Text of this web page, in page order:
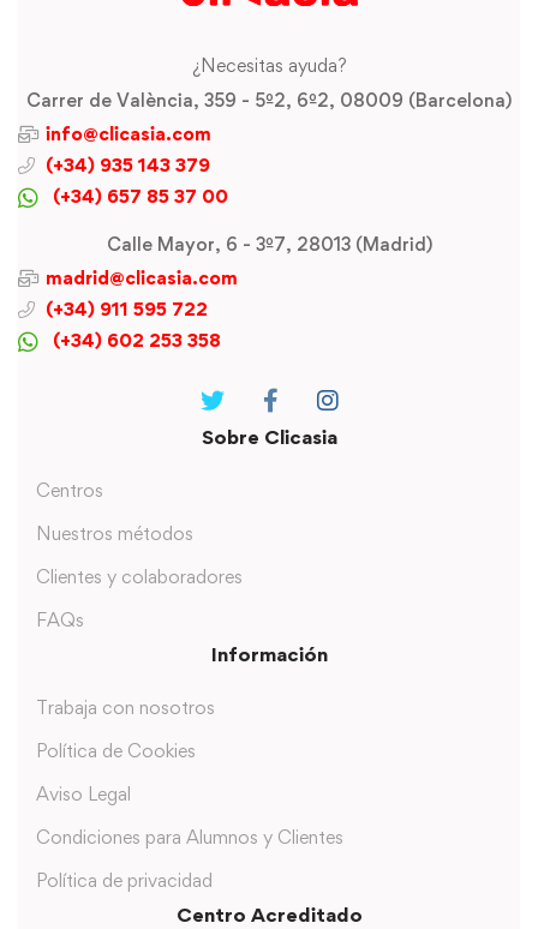
¿Necesitas ayuda?
Carrer de València, 359 - 5º2, 6º2, 08009 (Barcelona)
info@clicasia.com
(+34) 935 143 379
(+34) 657 85 37 00
Calle Mayor, 6 - 3º7, 28013 (Madrid)
madrid@clicasia.com
(+34) 911 595 722
(+34) 602 253 358
Sobre Clicasia
Centros
Nuestros métodos
Clientes y colaboradores
FAQs
Información
Trabaja con nosotros
Política de Cookies
Aviso Legal
Condiciones para Alumnos y Clientes
Política de privacidad
Centro Acreditado